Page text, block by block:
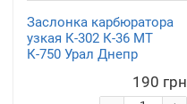
Заслонка карбюратора
узкая К-302 К-36 МТ
К-750 Урал Днепр
190 грн